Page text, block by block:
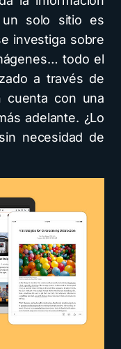
solo sitio es
investiga sobre
todo el
a través de
cuenta con una
adelante. ¿Lo
necesidad de